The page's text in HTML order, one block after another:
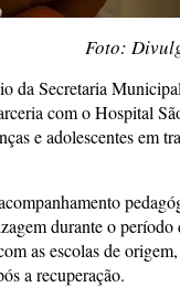
Foto:
da Secretaria
com o Hospital
e adolescentes
durante o
as escolas de
a recuperação.